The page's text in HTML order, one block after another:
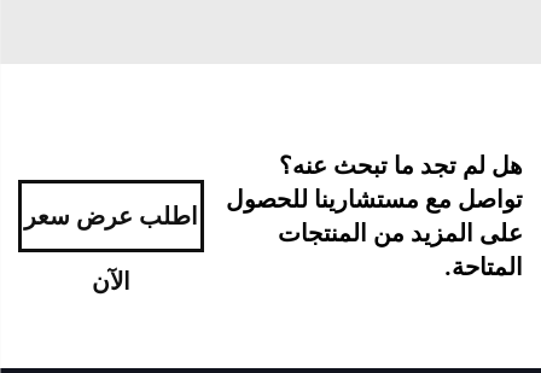
هل لم تجد ما تبحث عنه؟
تواصل مع مستشارينا للحصول
على المزيد من المنتجات
المتاحة.
اطلب عرض سعر
الآن